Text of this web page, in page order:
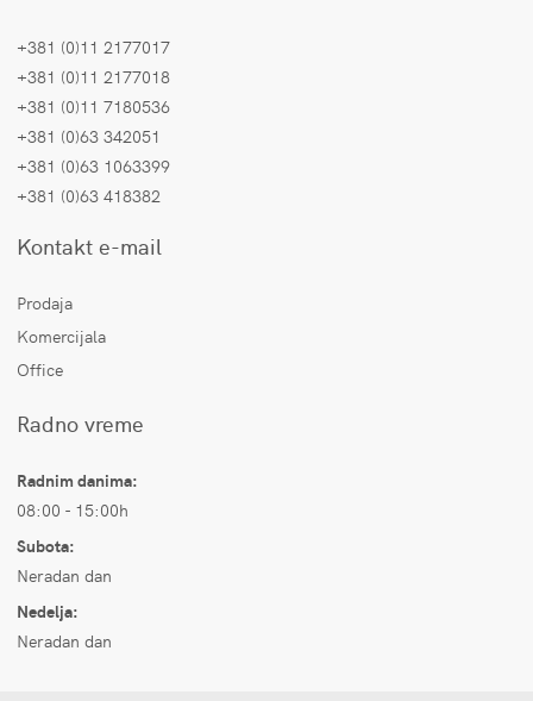
+381 (0)11 2177017
+381 (0)11 2177018
+381 (0)11 7180536
+381 (0)63 342051
+381 (0)63 1063399
+381 (0)63 418382
Kontakt e-mail
Prodaja
Komercijala
Office
Radno vreme
Radnim danima:
08:00 - 15:00h
Subota:
Neradan dan
Nedelja:
Neradan dan